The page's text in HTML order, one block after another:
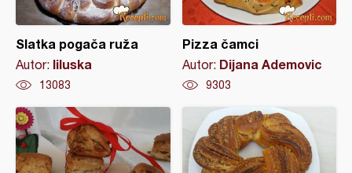
Slatka pogača ruža
Autor: liluska
13083
Pizza čamci
Autor: Dijana Ademovic
9303